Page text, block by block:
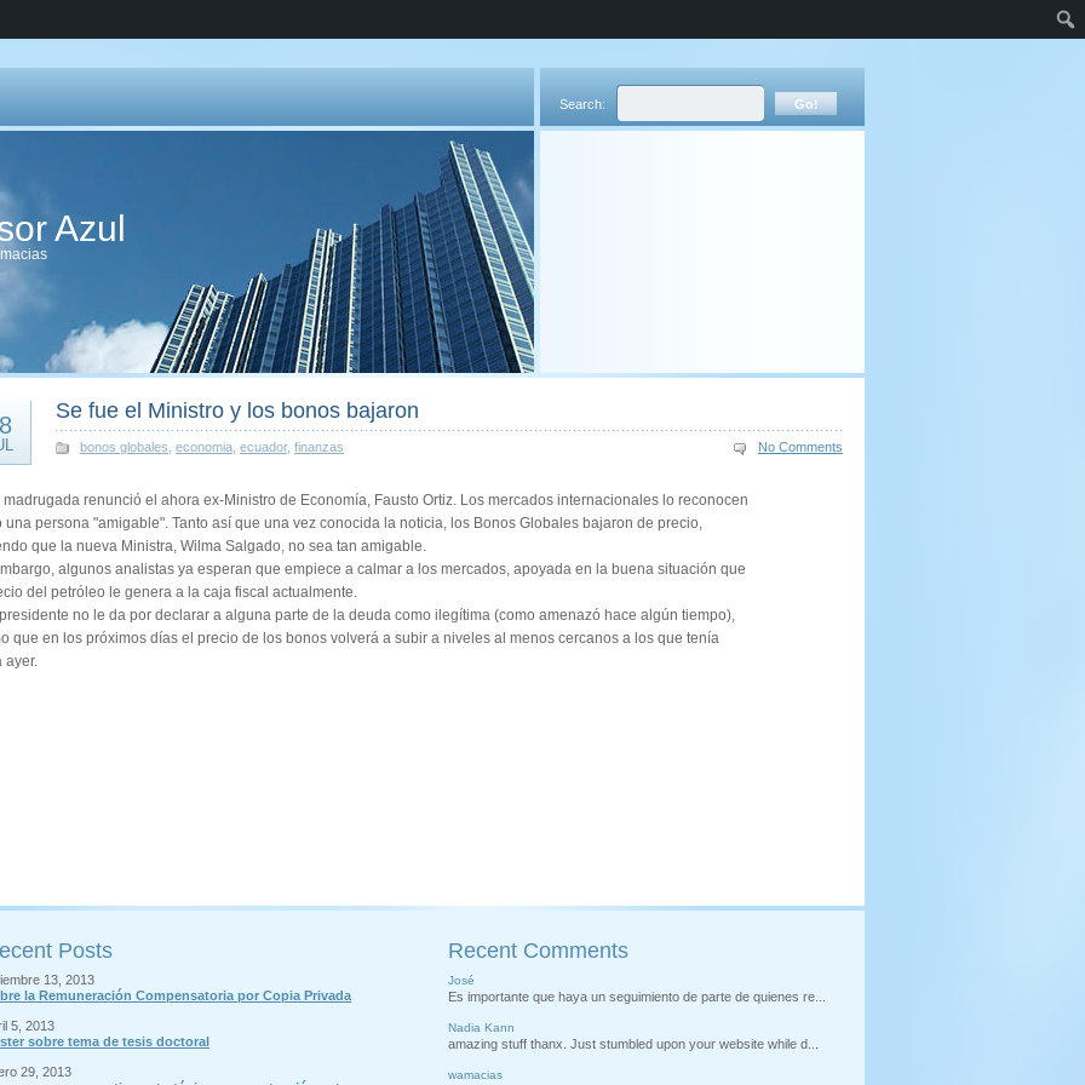
Search:
Azul
Se fue el Ministro y los bonos bajaron
bonos globales economia ecuador, finanzas No Comments
madrugada renunció el ahora ex-Ministro de Economía, Fausto Ortiz. Los mercados internacionales lo reconocen
una persona "amigable". Tanto así que una vez conocida la noticia, los Bonos Globales bajaron de precio,
que la nueva Ministra, Wilma Salgado, no sea tan amigable.
algunos analistas ya esperan que empiece a calmar a los mercados, apoyada en la buena situación que
del petróleo le genera a la caja fiscal actualmente.
no le da por declarar a alguna parte de la deuda como ilegítima (como amenazó hace algún tiempo),
que en los próximos días el precio de los bonos volverá a subir a niveles al menos cercanos a los que tenía
ayer.
Posts
13, 2013
la Remuneración Compensatoria por Copia Privada
5, 2013
sobre tema de tesis doctoral
29, 2013
Recent Comments
José
Es importante que haya un seguimiento de parte de quienes re...
Nadia Kann
amazing stuff thanx. Just stumbled upon your website while d...
wamacias